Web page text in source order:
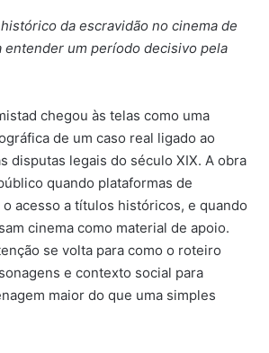
da escravidão no cinema de
entender um período decisivo pela
chegou às telas como uma
de um caso real ligado ao
disputas legais do século XIX. A obra
quando plataformas de
acesso a títulos históricos, e quando
cinema como material de apoio.
se volta para como o roteiro
e contexto social para
maior do que uma simples